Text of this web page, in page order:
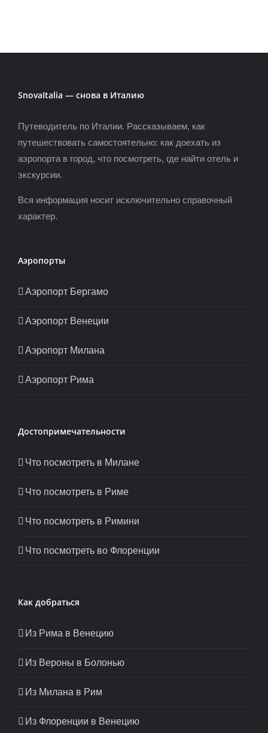
SnovaItalia — снова в Италию
Путеводитель по Италии. Рассказываем, как
путешествовать самостоятельно: как доехать из
аэропорта в город, что посмотреть, где найти отель и
экскурсии.
Вся информация носит исключительно справочный
характер.
Аэропорты
Аэропорт Бергамо
Аэропорт Венеции
Аэропорт Милана
Аэропорт Рима
Достопримечательности
Что посмотреть в Милане
Что посмотреть в Риме
Что посмотреть в Римини
Что посмотреть во Флоренции
Как добраться
Из Рима в Венецию
Из Вероны в Болонью
Из Милана в Рим
Из Флоренции в Венецию